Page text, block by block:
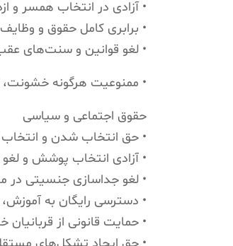
• آزادی در انتخاب همسر و
• برابری کامل حقوق و
• لغو قوانین و سنت‌های
• ممنوعیت هرگونه خشونت،
حقوق اجتماعی و سیاسی
• حق انتخاب شدن و
• آزادی انتخاب پوشش و
• لغو جداسازی جنسیتی در
• دسترسی رایگان به
• حمایت قانونی از